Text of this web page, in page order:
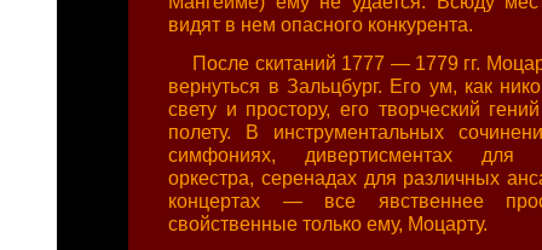
видят в нем опасного конкурента.
После скитаний 1777 — 1779 гг.
вернуться в Зальцбург. Его ум, как
свету и простору, его творческий
полету. В инструментальных
симфониях, дивертисментах для
оркестра, серенадах для различных
концертах — все явственнее
свойственные только ему, Моцарту.